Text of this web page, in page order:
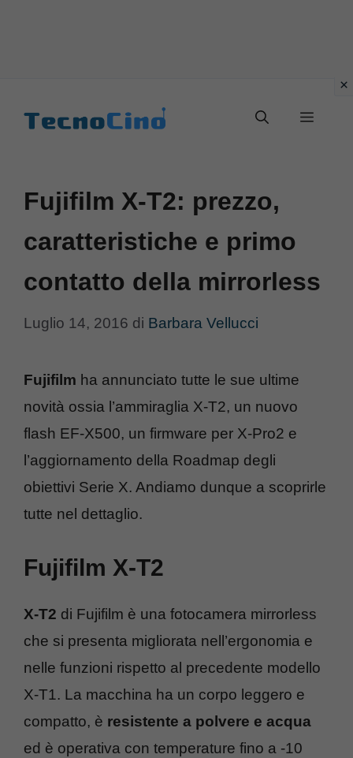
Menu
Fujifilm X-T2: prezzo,
caratteristiche e primo
contatto della mirrorless
Luglio 14, 2016 di Barbara Vellucci
Fujifilm ha annunciato tutte le sue ultime
novità ossia l’ammiraglia X-T2, un nuovo
flash EF-X500, un firmware per X-Pro2 e
l’aggiornamento della Roadmap degli
obiettivi Serie X. Andiamo dunque a scoprirle
tutte nel dettaglio.
Fujifilm X-T2
X-T2 di Fujifilm è una fotocamera mirrorless
che si presenta migliorata nell’ergonomia e
nelle funzioni rispetto al precedente modello
X-T1. La macchina ha un corpo leggero e
compatto, è resistente a polvere e acqua
ed è operativa con temperature fino a -10